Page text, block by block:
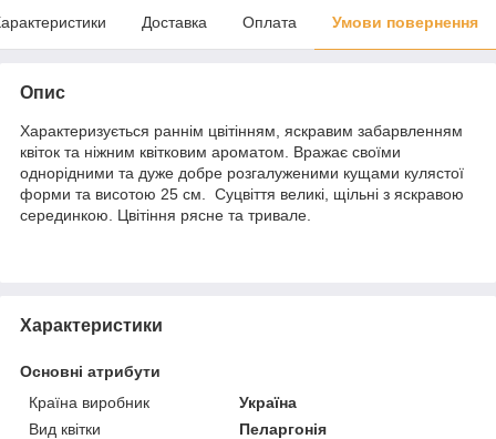
Доставка Оплата Умови повернення
Опис
Характеризується раннім цвітінням, яскравим забарвленням
квіток та ніжним квітковим ароматом. Вражає своїми
однорідними та дуже добре розгалуженими кущами кулястої
форми та висотою 25 см. Суцвіття великі, щільні з яскравою
серединкою. Цвітіння рясне та тривале.
Характеристики
Основні атрибути
Країна виробник
Україна
Вид квітки
Пеларгонія